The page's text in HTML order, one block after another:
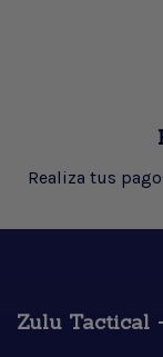
Realiza tus
Zulu Tactical